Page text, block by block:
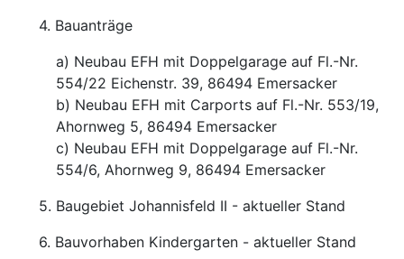
4. Bauanträge
a) Neubau EFH mit Doppelgarage auf Fl.-Nr.
554/22 Eichenstr. 39, 86494 Emersacker
b) Neubau EFH mit Carports auf Fl.-Nr. 553/19,
Ahornweg 5, 86494 Emersacker
c) Neubau EFH mit Doppelgarage auf Fl.-Nr.
554/6, Ahornweg 9, 86494 Emersacker
5. Baugebiet Johannisfeld II - aktueller Stand
6. Bauvorhaben Kindergarten - aktueller Stand